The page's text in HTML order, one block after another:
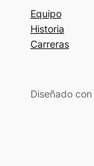
Equipo
Historia
Carreras
Diseñado con